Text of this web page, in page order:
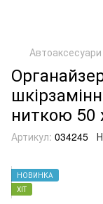
Автоаксесуари
ниткою 50
Артикул: 034245
НОВИНКА
ХІТ